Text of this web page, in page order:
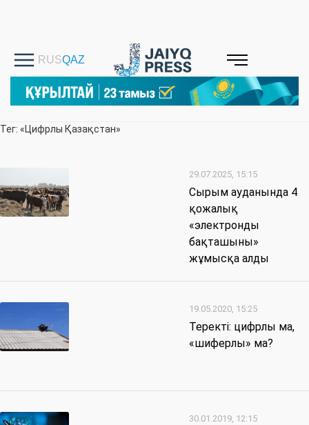
Тег: «Цифрлы Қазақстан»
29.07.2025, 15:15
Сырым ауданында 4
қожалық
«электронды
бақташыны»
жұмысқа алды
19.05.2020, 15:25
Теректі: цифрлы ма,
«шиферлы» ма?
30.01.2019, 12:15